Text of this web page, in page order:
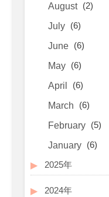
August (2)
July (6)
June (6)
May (6)
April (6)
March (6)
February (5)
January (6)
2025年
2024年